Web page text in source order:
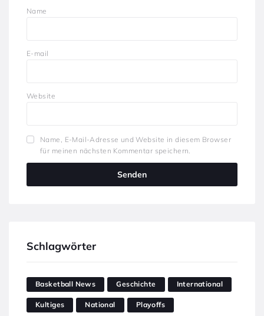
Name
E-mail
Website
Name, E-Mail-Adresse und Website in diesem Browser
für meinen nächsten Kommentar speichern.
Schlagwörter
Basketball News Geschichte International
Kultiges National Playoffs